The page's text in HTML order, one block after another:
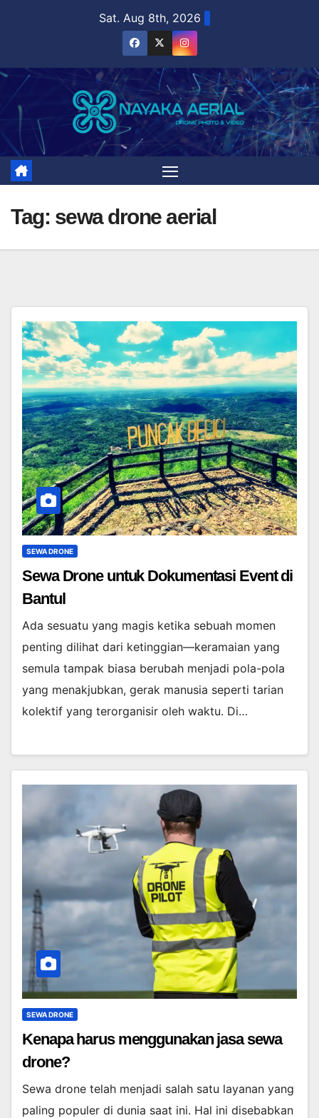
Sat. Aug 8th, 2026
Tag: sewa drone aerial
SEWA DRONE
Sewa Drone untuk Dokumentasi Event di
Bantul
Ada sesuatu yang magis ketika sebuah momen
penting dilihat dari ketinggian—keramaian yang
semula tampak biasa berubah menjadi pola-pola
yang menakjubkan, gerak manusia seperti tarian
kolektif yang terorganisir oleh waktu. Di…
SEWA DRONE
Kenapa harus menggunakan jasa sewa
drone?
Sewa drone telah menjadi salah satu layanan yang
paling populer di dunia saat ini. Hal ini disebabkan